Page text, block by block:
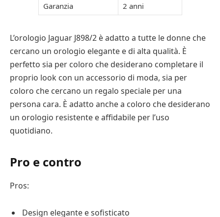
Garanzia
2 anni
L’orologio Jaguar J898/2 è adatto a tutte le donne che
cercano un orologio elegante e di alta qualità. È
perfetto sia per coloro che desiderano completare il
proprio look con un accessorio di moda, sia per
coloro che cercano un regalo speciale per una
persona cara. È adatto anche a coloro che desiderano
un orologio resistente e affidabile per l’uso
quotidiano.
Pro e contro
Pros:
Design elegante e sofisticato